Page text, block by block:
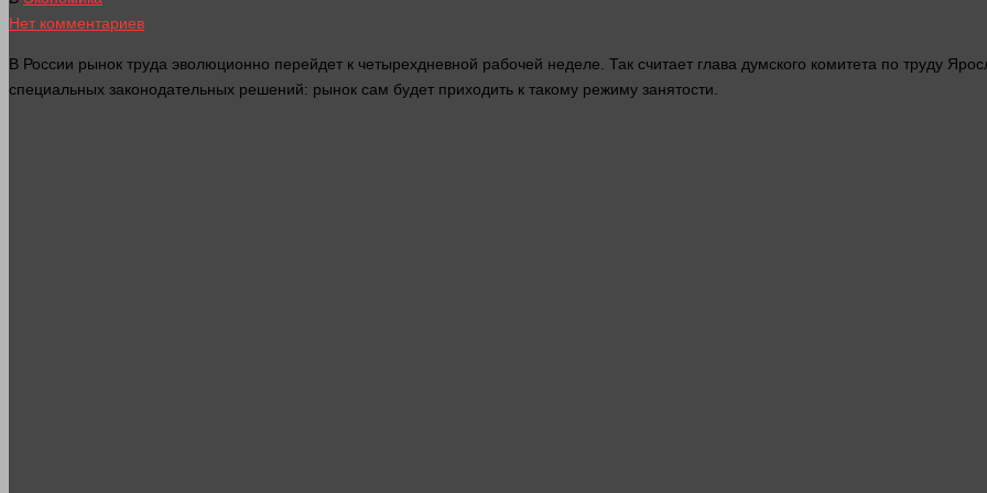
Нет комментариев
В России рынок труда эволюционно перейдет к четырехдневной рабочей неделе. Так считает глава думского комитета по труду
специальных законодательных решений: рынок сам будет приходить к такому режиму занятости.